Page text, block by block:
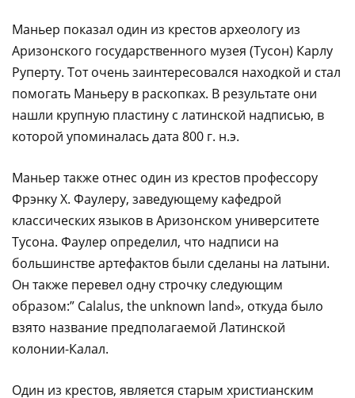
Маньер показал один из крестов археологу из
Аризонского государственного музея (Тусон) Карлу
Руперту. Тот очень заинтересовался находкой и стал
помогать Маньеру в раскопках. В результате они
нашли крупную пластину с латинской надписью, в
которой упоминалась дата 800 г. н.э.
Маньер также отнес один из крестов профессору
Фрэнку Х. Фаулеру, заведующему кафедрой
классических языков в Аризонском университете
Тусона. Фаулер определил, что надписи на
большинстве артефактов были сделаны на латыни.
Он также перевел одну строчку следующим
образом:” Calalus, the unknown land», откуда было
взято название предполагаемой Латинской
колонии-Калал.
Один из крестов, является старым христианским